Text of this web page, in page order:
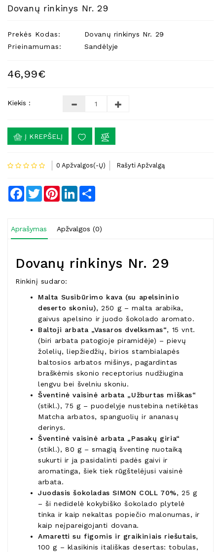
Kūdikiams
Reikalai
Indai
Dovanų rinkinys Nr. 29
Prekės Kodas:
Dovanų rinkinys Nr. 29
Prieinamumas:
Sandėlyje
46,99€
Kiekis :
Į KREPŠELĮ
0 Apžvalgos(-Ų) Rašyti Apžvalgą
Facebook
TwitterPinterestLinkedIn
Aprašymas Apžvalgos (0)
Dovanų rinkinys Nr. 29
Rinkinį sudaro:
Malta Susibūrimo kava (su apelsininio
deserto skoniu), 250 g – malta arabika,
gaivus apelsino ir juodo šokolado aromato.
Baltoji arbata „Vasaros dvelksmas“, 15 vnt.
(biri arbata patogioje piramidėje) – pievų
žolelių, liepžiedžių, birios stambialapės
baltosios arbatos mišinys, pagardintas
braškėmis skonio receptorius nudžiugina
lengvu bei švelniu skoniu.
Šventinė vaisinė arbata „Užburtas miškas“
(stikl.), 75 g – puodelyje nustebina netikėtas
Matcha arbatos, spanguolių ir ananasų
derinys.
Šventinė vaisinė arbata „Pasakų giria“
(stikl.), 80 g – smagią šventinę nuotaiką
sukurti ir ja pasidalinti padės gaivi ir
aromatinga, šiek tiek rūgštelėjusi vaisinė
arbata.
Juodasis šokoladas SIMON COLL 70%, 25 g
– ši nedidelė kokybiško šokolado plytelė
tinka ir kaip nekaltas popiečio malonumas, ir
kaip neįpareigojanti dovana.
Amaretti su figomis ir graikiniais riešutais,
100 g – klasikinis itališkas desertas: tobulas,